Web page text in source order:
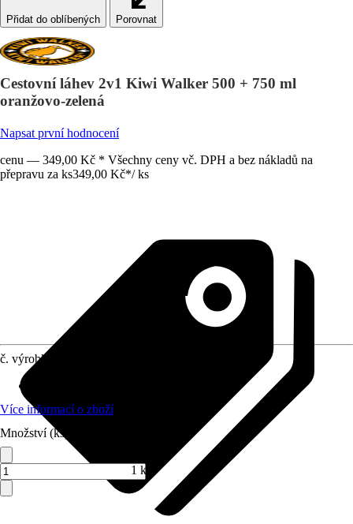
Porovnat
Cestovní láhev 2v1 Kiwi Walker 500 + 750 ml
oranžovo-zelená
Napsat první hodnocení
cenu — 349,00 Kč * Všechny ceny vč. DPH a bez nákladů na
přepravu za ks349,00 Kč*/ ks
č. výrobku
Více informací o zboží
Množství (ks)
1 ks